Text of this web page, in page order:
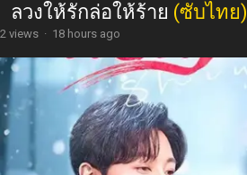
ลวงให้รักล่อให้ร้าย (ซับไทย)
2 views · 18 hours ago